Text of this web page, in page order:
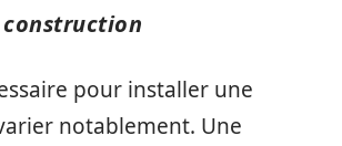
construction
pour installer une
notablement. Une